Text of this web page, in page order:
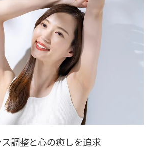
調整と心の癒しを追求